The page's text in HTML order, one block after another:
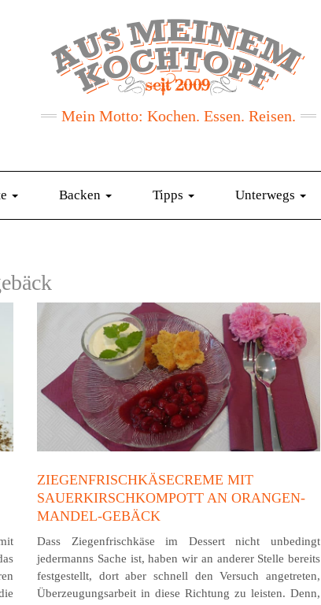
Mein Motto: Kochen. Essen. Reisen.
Backen Tipps Unterwegs
ZIEGENFRISCHKÄSECREME MIT
SAUERKIRSCHKOMPOTT AN ORANGEN-
MANDEL-GEBÄCK
Dass Ziegenfrischkäse im Dessert nicht unbedingt
jedermanns Sache ist, haben wir an anderer Stelle bereits
festgestellt, dort aber schnell den Versuch angetreten,
Überzeugungsarbeit in diese Richtung zu leisten. Denn,